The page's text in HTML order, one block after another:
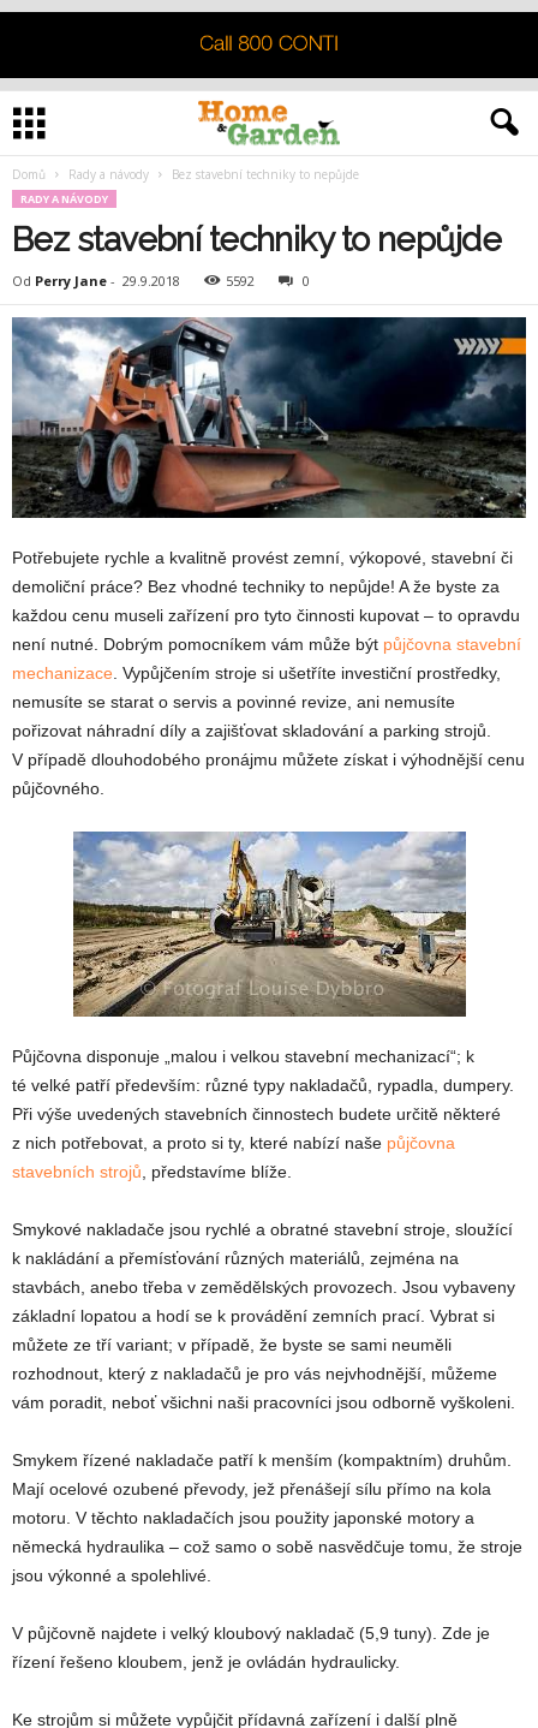
Domů Rady a návody Bez stavební techniky to nepůjde
RADY A NÁVODY
Bez stavební techniky to nepůjde
Od Perry Jane - 29.9.2018 5592 0
Potřebujete rychle a kvalitně provést zemní, výkopové, stavební či
demoliční práce? Bez vhodné techniky to nepůjde! A že byste za
každou cenu museli zařízení pro tyto činnosti kupovat – to opravdu
není nutné. Dobrým pomocníkem vám může být půjčovna stavební
mechanizace . Vypůjčením stroje si ušetříte investiční prostředky,
nemusíte se starat o servis a povinné revize, ani nemusíte
pořizovat náhradní díly a zajišťovat skladování a parking strojů.
V případě dlouhodobého pronájmu můžete získat i výhodnější cenu
půjčovného.
Půjčovna disponuje „malou i velkou stavební mechanizací“; k
té velké patří především: různé typy nakladačů, rypadla, dumpery.
Při výše uvedených stavebních činnostech budete určitě některé
z nich potřebovat, a proto si ty, které nabízí naše půjčovna
stavebních strojů , představíme blíže.
Smykové nakladače jsou rychlé a obratné stavební stroje, sloužící
k nakládání a přemísťování různých materiálů, zejména na
stavbách, anebo třeba v zemědělských provozech. Jsou vybaveny
základní lopatou a hodí se k provádění zemních prací. Vybrat si
můžete ze tří variant; v případě, že byste se sami neuměli
rozhodnout, který z nakladačů je pro vás nejvhodnější, můžeme
vám poradit, neboť všichni naši pracovníci jsou odborně vyškoleni.
Smykem řízené nakladače patří k menším (kompaktním) druhům.
Mají ocelové ozubené převody, jež přenášejí sílu přímo na kola
motoru. V těchto nakladačích jsou použity japonské motory a
německá hydraulika – což samo o sobě nasvědčuje tomu, že stroje
jsou výkonné a spolehlivé.
V půjčovně najdete i velký kloubový nakladač (5,9 tuny). Zde je
řízení řešeno kloubem, jenž je ovládán hydraulicky.
Ke strojům si můžete vypůjčit přídavná zařízení i další plně